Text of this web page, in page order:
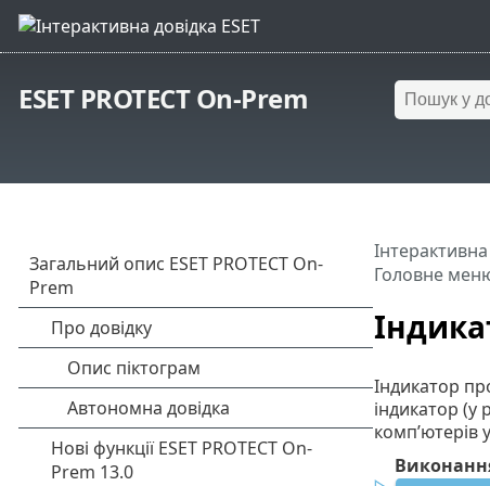
ESET PROTECT On-Prem
Інтерактивна
Головне
Індикатор
індикатор (у
комп’ютерів